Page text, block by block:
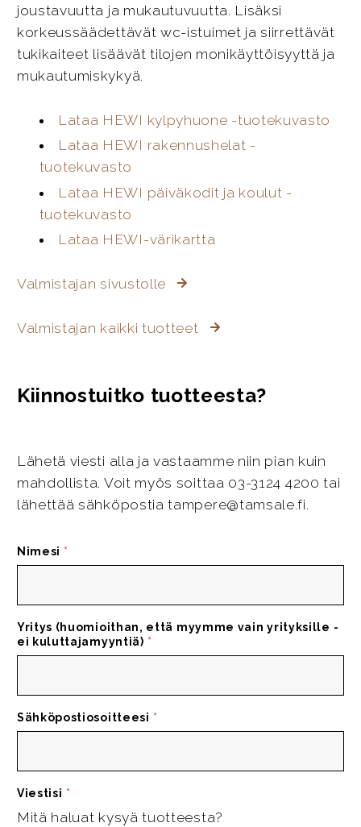
joustavuutta ja mukautuvuutta. Lisäksi
korkeussäädettävät wc-istuimet ja siirrettävät
tukikaiteet lisäävät tilojen monikäyttöisyyttä ja
mukautumiskykyä.
Lataa HEWI kylpyhuone -tuotekuvasto
Lataa HEWI rakennushelat -
tuotekuvasto
Lataa HEWI päiväkodit ja koulut -
tuotekuvasto
Lataa HEWI-värikartta
Valmistajan sivustolle
Valmistajan kaikki tuotteet
Kiinnostuitko tuotteesta?
Lähetä viesti alla ja vastaamme niin pian kuin
mahdollista. Voit myös soittaa 03-3124 4200 tai
lähettää sähköpostia tampere@tamsale.fi.
Nimesi *
Yritys (huomioithan, että myymme vain yrityksille -
ei kuluttajamyyntiä) *
Sähköpostiosoitteesi *
Viestisi *
Mitä haluat kysyä tuotteesta?